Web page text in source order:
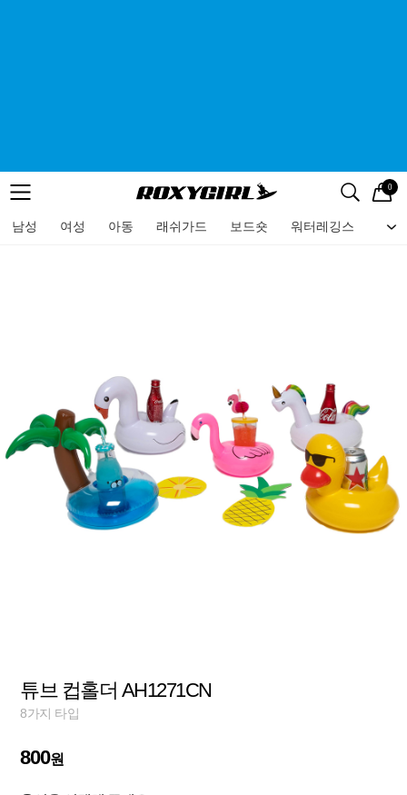
메뉴 검색
로고 0
남성 여성 아동 래쉬가드 보드숏 워터레깅스 비
메뉴
튜브 컵홀더 AH1271CN
8가지 타입
800원